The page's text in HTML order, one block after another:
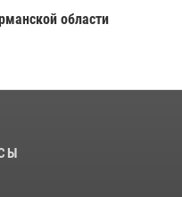
области